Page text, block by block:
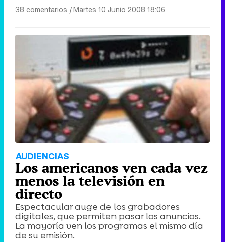
38 comentarios |Martes 10 Junio 2008 18:06
AUDIENCIAS
Los americanos ven cada vez
menos la televisión en
directo
Espectacular auge de los grabadores
digitales, que permiten pasar los anuncios.
La mayoría ven los programas el mismo día
de su emisión.